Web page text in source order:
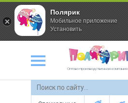
Оптово-производственная компания
Полярик
Мобильное приложение
Установить